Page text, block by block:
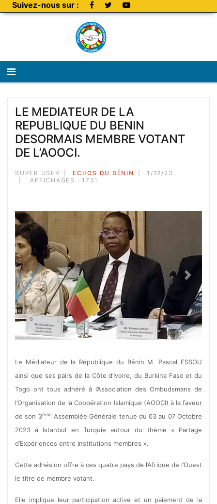
Suivez-nous sur :
LE MEDIATEUR DE LA
REPUBLIQUE DU BENIN
DESORMAIS MEMBRE VOTANT
DE L’AOOCI.
SUPER USER ECHOS DU BÉNIN
1/12/23
AFFICHAGES : 1731
Previous Next
Le Médiateur de la République du Bénin M. Pascal ESSOU
ainsi que ses pairs de la Côte d’Ivoire, du Burkina Faso et du
Togo ont tous adhéré à l’Association des Ombudsmans de
l’Organisation de la Coopération Islamique (AOOCI) à la faveur
de son 3ème Assemblée Générale tenue du 03 au 07 Octobre
2023 à Istanbul en Turquie autour du thème « Partage
d’Expériences entre Institutions membres ».
Cette adhésion offre à ces quatre pays de l’Afrique de l’Ouest
le titre de membre votant.
Elle implique leur participation active et un paiement de la